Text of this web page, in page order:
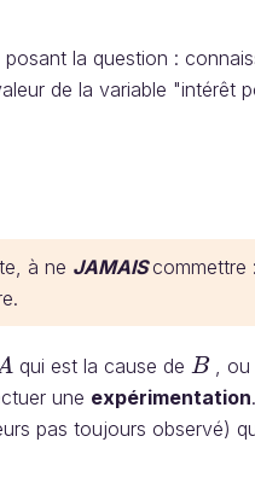
la question :
de la variable "intérêt
à ne JAMAIS commettre
A qui est la cause deB
B,
une expérimentation
pas toujours observé)